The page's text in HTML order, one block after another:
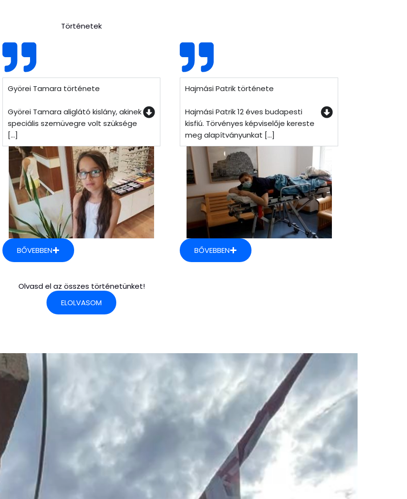
Történetek
Györei Tamara története
Györei Tamara aliglátó kislány, akinek
speciális szemüvegre volt szüksége
[...]
BŐVEBBEN
Hajmási Patrik története
Hajmási Patrik 12 éves budapesti
kisfiú. Törvényes képviselője kereste
meg alapítványunkat [...]
BŐVEBBEN
Olvasd el az összes történetünket!
ELOLVASOM